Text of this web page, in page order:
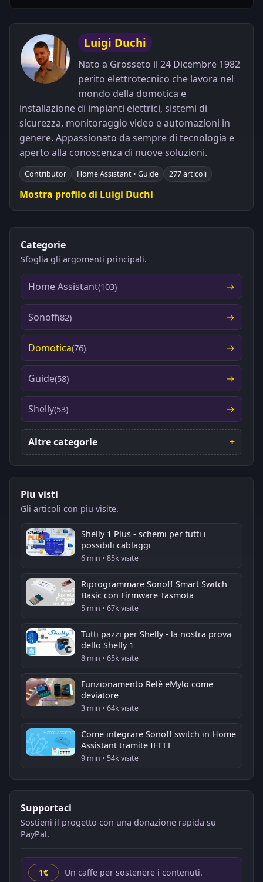
Luigi Duchi
Nato a Grosseto il 24 Dicembre 1982
perito elettrotecnico che lavora nel
mondo della domotica e
installazione di impianti elettrici, sistemi di
sicurezza, monitoraggio video e automazioni in
genere. Appassionato da sempre di tecnologia e
aperto alla conoscenza di nuove soluzioni.
Contributor Home Assistant • Guide 277 articoli
Mostra profilo di Luigi Duchi
Categorie
Sfoglia gli argomenti principali.
Home Assistant(103)
Sonoff(82)
Domotica(76)
Guide(58)
Shelly(53)
Altre categorie
Piu visti
Gli articoli con piu visite.
Shelly 1 Plus - schemi per tutti i
possibili cablaggi
6 min • 85k visite
Riprogrammare Sonoff Smart Switch
Basic con Firmware Tasmota
5 min • 67k visite
Tutti pazzi per Shelly - la nostra prova
dello Shelly 1
8 min • 65k visite
Funzionamento Relè eMylo come
deviatore
3 min • 64k visite
Come integrare Sonoff switch in Home
Assistant tramite IFTTT
9 min • 54k visite
Supportaci
Sostieni il progetto con una donazione rapida su
PayPal.
1€ Un caffe per sostenere i contenuti.